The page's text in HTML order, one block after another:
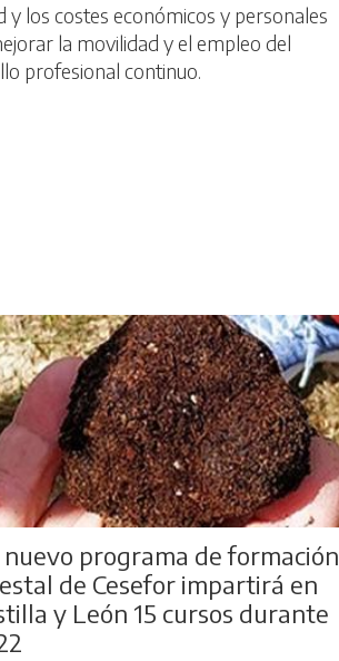
los costes económicos y personales
la movilidad y el empleo del
profesional continuo.
nuevo programa de formación
de Cesefor impartirá en
y León 15 cursos durante